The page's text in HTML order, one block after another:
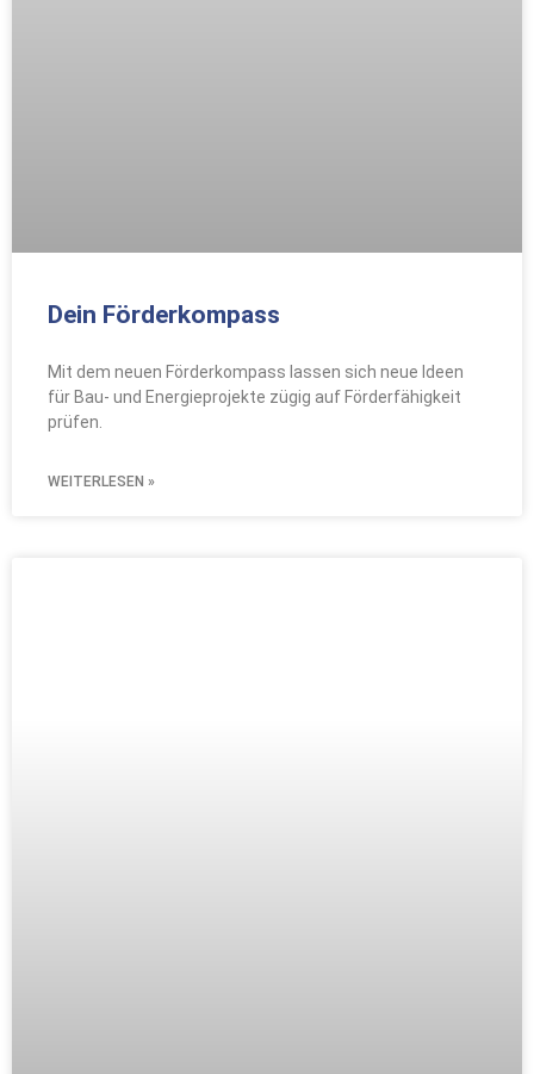
Dein Förderkompass
Mit dem neuen Förderkompass lassen sich neue Ideen
für Bau- und Energieprojekte zügig auf Förderfähigkeit
prüfen.
WEITERLESEN »